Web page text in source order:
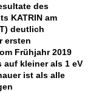
des
KATRIN am
deutlich
ersten
Frühjahr 2019
auf kleiner als 1 eV
ist als alle